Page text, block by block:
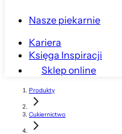
Nasze piekarnie
Kariera
Księga Inspiracji
Sklep online
Produkty
Cukiernictwo